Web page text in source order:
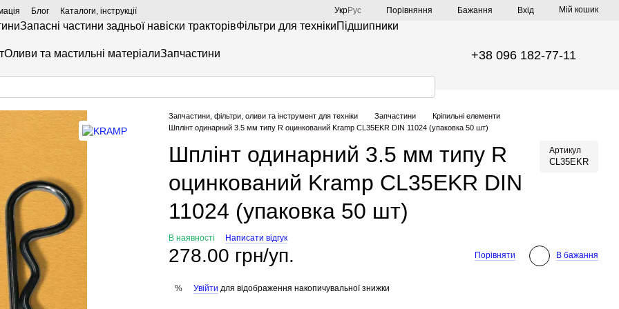
Блог Каталоги, інструкції УкрРус Порівняння Бажання Вхід Мій кошик
Запасні частини задньої навіски тракторівФільтри для технікиПідшипники
Оливи та мастильні матеріалиЗапчастини +38 096 182-77-11
Запчастини, фільтри, оливи та інструмент для техніки Запчастини
Кріпильні елементи
Шплінт одинарний 3.5 мм типу R оцинкований Kramp CL35EKR DIN 11024 (упаковка 50 шт)
Шплінт одинарний 3.5 мм типу R
оцинкований Kramp CL35EKR DIN
11024 (упаковка 50 шт)
Артикул
CL35EKR
В наявності Написати відгук
278.00 грн/уп. Порівняти В бажання
% Увійти для відображення накопичувальної знижки